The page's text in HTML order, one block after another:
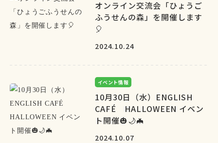
オンライン交流会「ひょうご
ふうせんの森」を開催します
🎈
2024.10.24
イベント情報
10月30日（水）ENGLISH
CAFÉ HALLOWEEN イベン
ト開催🎃🌙🦇
2024.10.07